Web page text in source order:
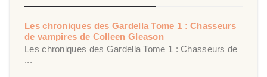
Les chroniques des Gardella Tome 1 : Chasseurs
de vampires de Colleen Gleason
Les chroniques des Gardella Tome 1 : Chasseurs de
...